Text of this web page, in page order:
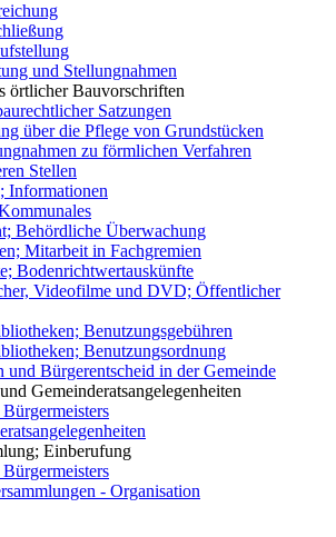
und Stellungnahmen
örtlicher Bauvorschriften
Satzungen
über die Pflege von Grundstücken
zu förmlichen Verfahren
Stellen
Informationen
Behördliche Überwachung
Mitarbeit in Fachgremien
Bodenrichtwertauskünfte
Videofilme und DVD; Öffentlicher
Benutzungsgebühren
Benutzungsordnung
und Bürgerentscheid in der Gemeinde
Gemeinderatsangelegenheiten
Einberufung
- Organisation